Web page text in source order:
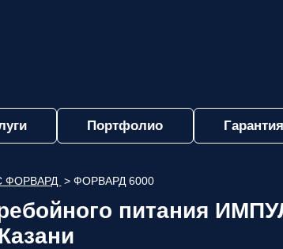
Портфолио
ФОРВАРД > ФОРВАРД 6000
питания